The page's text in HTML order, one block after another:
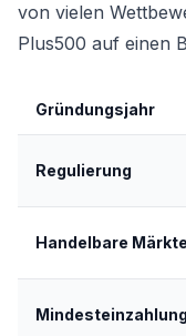
von vielen
Plus500 auf einen
Gründungsjahr
Regulierung
Handelbare Märkte
Mindesteinzahlung